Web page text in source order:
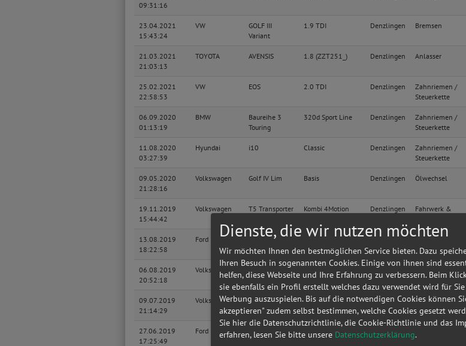
09:31:16
23.04.2021
15:43:24
VW
GOLF III
Variant
1.9 TDI Denzlingen Bremsen
21.03.2021
21:03:13
TOYOTA AVENSIS 1.8 (ZZT251_) Denzlingen Anlasser
25.02.2021
22:58:53
VW EOS 2.0 TDI Denzlingen
Zahnriemen /
Steuerkette
06.09.2020
01:13:19
BMW
Baureihe 3
Touring
320d Sport Line Denzlingen
Zahnriemen /
Steuerkette
11.08.2020
03:27:39
Hyundai i10 Classic Denzlingen
Zahnriemen /
Steuerkette
09.05.2020
21:28:16
Volkswagen Golf IV Lim Basis Denzlingen Ölwechsel
19.11.2019
15:44:42
Volkswagen
T5 Transporter
Kombi 4Motion Denzlingen
Fahrwerk &
13.08.2019
18:22:58
Ford Mondeo Lim Ambiente Denzlingen Radlager
06.08.2019
20:52:18
Volkswagen Touran Highline Denzlingen
Klima / Heizung /
Kühler
09.07.2019
21:14:29
Volkswagen Passat Variant Comfortline Denzlingen
27.06.2019
17:25:49
Ford Mondeo Lim Denzlingen
Dienste, die wir nutzen möchten
Wir möchten Ihnen den bestmöglichen Service bieten. Dazu
Ihren Besuch in sogenannten Cookies. Einige von ihnen sind
helfen, diese Webseite und Ihre Erfahrung zu verbessern. Beim
sie ebenfalls ein Profil erstellt welches dazu verwendet wird für
Werbung auszuspielen. Bis auf die notwendigen Cookies können
akzeptieren" zudem selbst bestimmen, welche Cookies gesetzt
Sie hier die Datenschutzrichtlinie, die Cookie-Richtlinie und das
erfahren, lesen Sie bitte unsere Datenschutzerklärung.